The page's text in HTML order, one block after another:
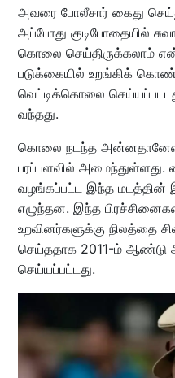
அவரை போலீசார் கைது
அப்போது குடிபோதையில்
கொலை செய்திருக்கலாம்
படுக்கையில் உறங்கிக்
வெட்டிக்கொலை
வந்தது.
கொலை நடந்த
பரப்பளவில்
வழங்கப்பட்ட இந்த மடத்தின்
எழுந்தன. இந்த
உறவினர்களுக்கு நிலத்தை
செய்ததாக 2011-ம் ஆண்டு
செய்யப்பட்டது.